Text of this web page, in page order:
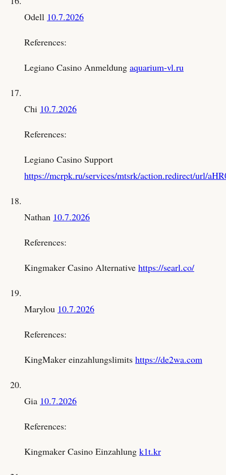
Odell 10.7.2026
References:
Legiano Casino Anmeldung aquarium-vl.ru
Chi 10.7.2026
References:
Legiano Casino Support
https://mcrpk.ru/services/mtsrk/action.redirect/url/
Nathan 10.7.2026
References:
Kingmaker Casino Alternative https://searl.co/
Marylou 10.7.2026
References:
KingMaker einzahlungslimits https://de2wa.com
Gia 10.7.2026
References:
Kingmaker Casino Einzahlung k1t.kr